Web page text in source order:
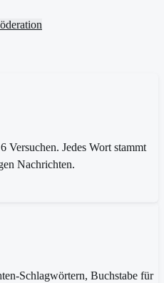
Versuchen. Jedes Wort stammt
Nachrichten.
Schlagwörtern, Buchstabe für